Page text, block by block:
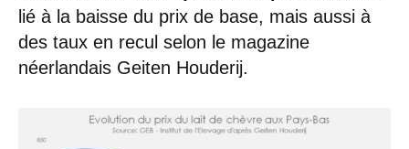
lié à la baisse du prix de base, mais aussi à
des taux en recul selon le magazine
néerlandais Geiten Houderij.